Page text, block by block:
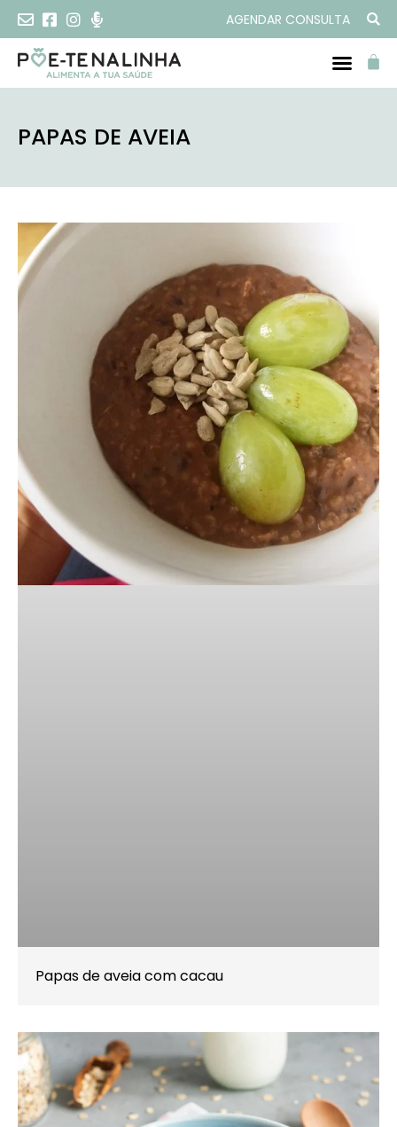
AGENDAR CONSULTA
PAPAS DE AVEIA
Papas de aveia com cacau